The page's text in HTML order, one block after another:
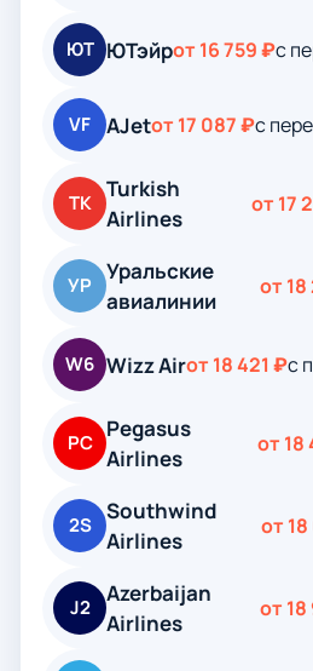
ЮТ ЮТэйрот 16 759 ₽с
VF AJetот 17 087 ₽с
TK
Turkish
Airlines
от 17
УР
Уральские
авиалинии
от
W6 Wizz Airот 18 421 ₽с
PC
Pegasus
Airlines
от 18
2S
Southwind
Airlines
от
J2
Azerbaijan
Airlines
от